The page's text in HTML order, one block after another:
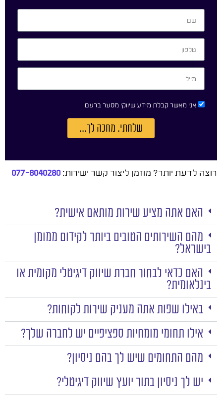
אני מאשר קבלת מידע שיווקי מסער ברעם
שלחתי. מחכה לך...
רוצה לדעת יותר? מוזמן ליצור קשר ישירות:077-8040280
האם אתה מציע שירות מותאם אישית?
מהם השירותים הטובים ביותר לקידום ממומן
בישראל?
האם כדאי לבחור חברת שיווק דיגיטלי מקומית או
בינלאומית?
באילו שפות אתה מעניק שירות לקוחות?
אילו תחומי מומחיות ספציפיים יש לחברה שלך?
מהם התחומים שיש לך בהם ניסיון?
יש לך ניסיון בתור יועץ שיווק דיגיטלי?